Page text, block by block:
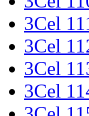
3Cel
3Cel
3Cel
3Cel